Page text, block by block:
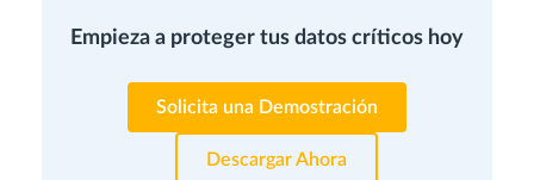
Empieza a proteger tus datos críticos hoy
Solicita una Demostración
Descargar Ahora